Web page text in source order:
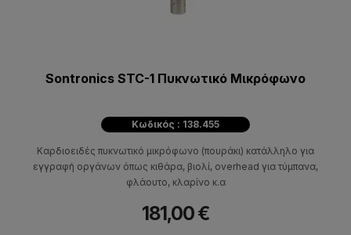
Sontronics STC-1 Πυκνωτικό Μικρόφωνο
Κωδικός : 138.455
Καρδιοειδές πυκνωτικό μικρόφωνο (πουράκι) κατάλληλο για
εγγραφή οργάνων όπως κιθάρα, βιολί, overhead για τύμπανα,
φλάουτο, κλαρίνο κ.α
181,00 €